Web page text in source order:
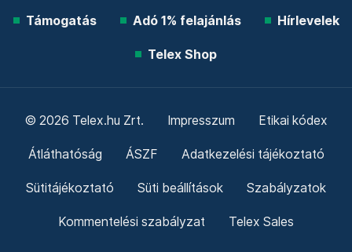
Támogatás Adó 1% felajánlás Hírlevelek
Telex Shop
© 2026 Telex.hu Zrt. Impresszum Etikai kódex
Átláthatóság ÁSZF Adatkezelési tájékoztató
Sütitájékoztató Süti beállítások Szabályzatok
Kommentelési szabályzat Telex Sales